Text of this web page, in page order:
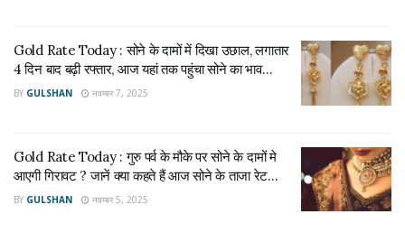
22 कैरेट सोना: 87,138 रुपये प्रति 10 ग्राम
चांदी (999 फाइन): 96,350 रुपये प्रति किलो
मुंबई:
बुलियन रेट पर सोना: 95,010 रुपये प्रति 10 ग्राम
Gold Rate Today : सोने के दामों में दिखा उछाल, लगातार
4 दिन बाद बढ़ी रफ्तार, आज यहां तक पहुंचा सोने का भाव…
BY GULSHAN नवम्बर 7, 2025
Gold Rate Today : गुरु पर्व के मौके पर सोने के दामों मे
आएगी गिरावट ? जानें क्या कहते हैं आज सोने के ताजा रेट…
BY GULSHAN नवम्बर 5, 2025